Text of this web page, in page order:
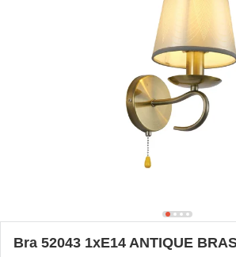
Bra 52043 1xE14 ANTIQUE